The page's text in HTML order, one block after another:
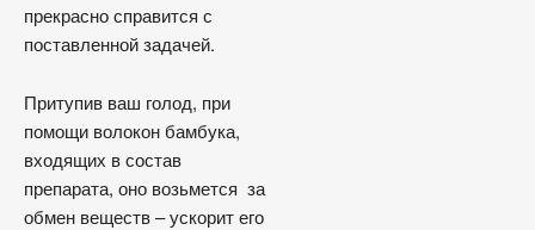
прекрасно справится с
поставленной задачей.
Притупив ваш голод, при
помощи волокон бамбука,
входящих в состав
препарата, оно возьмется за
обмен веществ – ускорит его